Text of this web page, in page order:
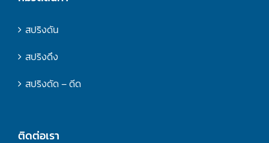
สปริงดัน
สปริงดึง
สปริงดัด – ดีด
ติดต่อเรา